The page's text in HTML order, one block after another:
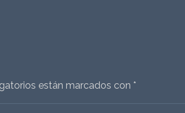
están marcados con *